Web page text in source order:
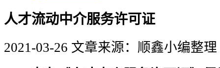
人才流动中介服务许可证
2021-03-26 文章来源：顺鑫小编整理